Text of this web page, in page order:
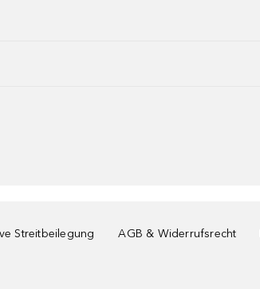
Streitbeilegung AGB & Widerrufsrecht